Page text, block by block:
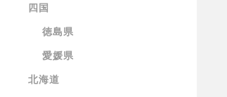
四国
徳島県
愛媛県
北海道